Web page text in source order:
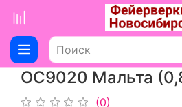
ОС9020 Мальта
(0)